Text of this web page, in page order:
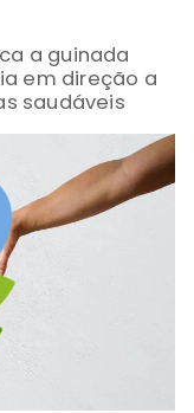
a guinada
em direção a
saudáveis